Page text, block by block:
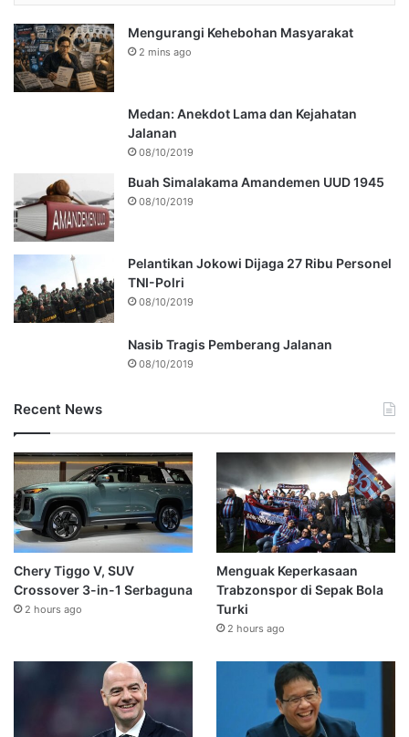
Mengurangi Kehebohan Masyarakat
2 mins ago
Medan: Anekdot Lama dan Kejahatan
Jalanan
08/10/2019
Buah Simalakama Amandemen UUD 1945
08/10/2019
Pelantikan Jokowi Dijaga 27 Ribu Personel
TNI-Polri
08/10/2019
Nasib Tragis Pemberang Jalanan
08/10/2019
Recent News
Chery Tiggo V, SUV
Crossover 3-in-1 Serbaguna
2 hours ago
Menguak Keperkasaan
Trabzonspor di Sepak Bola
Turki
2 hours ago